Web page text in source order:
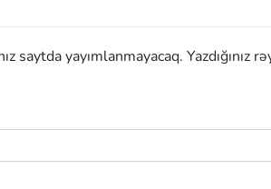
yayımlanmayacaq. Yazdığınız